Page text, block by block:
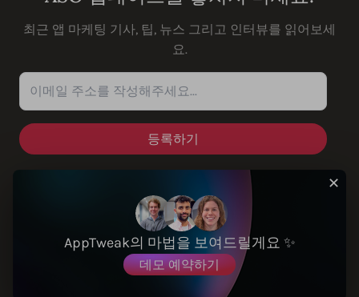
최근 앱 마케팅 기사, 팁, 뉴스 그리고 인터뷰를 읽어보세
요.
이메일 주소를 작성해주세요...
AppTweak의 마법을 보여드릴게요 ✨
데모 예약하기
✕